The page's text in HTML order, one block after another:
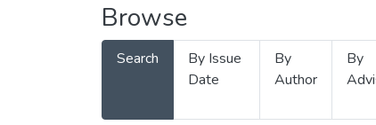
Browse
Search
By Issue
Date
By
Author
By